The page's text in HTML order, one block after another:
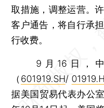
取措施，调整运营。
客户通告，将自行承
行收费。
9月16日，中
（ 601919.SH/
据美国贸易代表办公